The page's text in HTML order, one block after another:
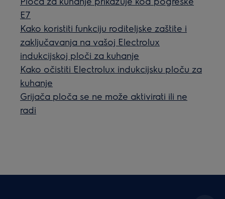
E7
Kako koristiti funkciju roditeljske zaštite i
zaključavanja na vašoj Electrolux
indukcijskoj ploči za kuhanje
Kako očistiti Electrolux indukcijsku ploču za
kuhanje
Grijača ploča se ne može aktivirati ili ne
radi